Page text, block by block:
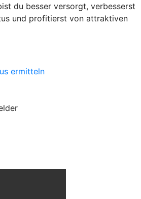
du besser versorgt, verbesserst
und profitierst von attraktiven
ermitteln